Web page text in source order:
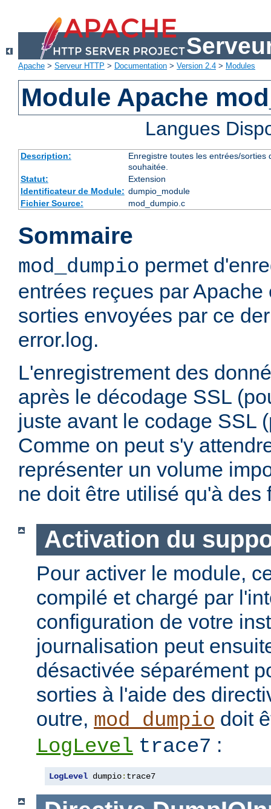
Apache > Serveur HTTP > Documentation > Version 2.4 > Modules
Module Apache
Langues
Description:
Enregistre toutes les entrées/
souhaitée.
Statut:
Extension
Identificateur de Module: dumpio_module
Fichier Source:
mod_dumpio.c
Sommaire
mod_dumpio permet
entrées reçues par Apache
sorties envoyées par ce
error.log.
L'enregistrement des
après le décodage SSL
juste avant le codage SSL
Comme on peut s'y
représenter un volume
ne doit être utilisé qu'à des
Activation du
Pour activer le module,
compilé et chargé par
configuration de votre
journalisation peut
désactivée séparément
sorties à l'aide des
outre, mod_dumpio doit
LogLevel trace7 :
LogLevel dumpio: trace7